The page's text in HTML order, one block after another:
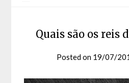
Quais são os reis
Posted on 19/07/